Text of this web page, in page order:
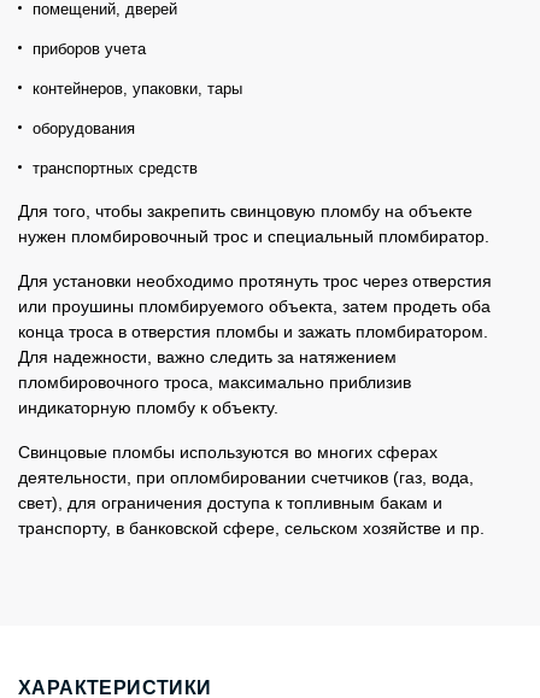
помещений, дверей
приборов учета
контейнеров, упаковки, тары
оборудования
транспортных средств
Для того, чтобы закрепить свинцовую пломбу на объекте
нужен пломбировочный трос и специальный пломбиратор.
Для установки необходимо протянуть трос через отверстия
или проушины пломбируемого объекта, затем продеть оба
конца троса в отверстия пломбы и зажать пломбиратором.
Для надежности, важно следить за натяжением
пломбировочного троса, максимально приблизив
индикаторную пломбу к объекту.
Свинцовые пломбы используются во многих сферах
деятельности, при опломбировании счетчиков (газ, вода,
свет), для ограничения доступа к топливным бакам и
транспорту, в банковской сфере, сельском хозяйстве и пр.
ХАРАКТЕРИСТИКИ